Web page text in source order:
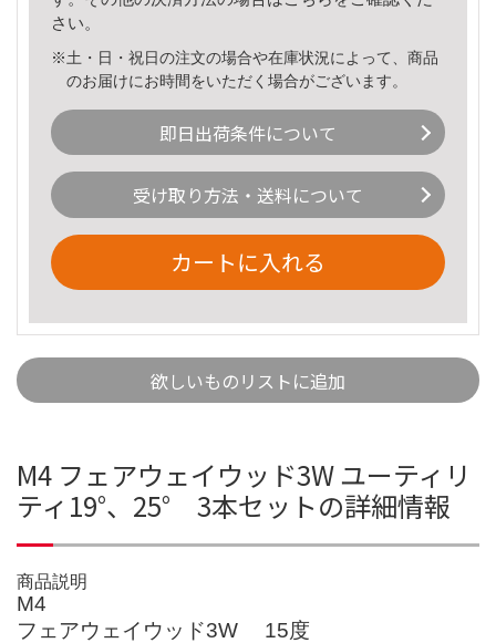
さい。
※土・日・祝日の注文の場合や在庫状況によって、商品
のお届けにお時間をいただく場合がございます。
即日出荷条件について
受け取り方法・送料について
カートに入れる
欲しいものリストに追加
M4 フェアウェイウッド3W ユーティリ
ティ19°、25° 3本セットの詳細情報
商品説明
M4
フェアウェイウッド3W 15度